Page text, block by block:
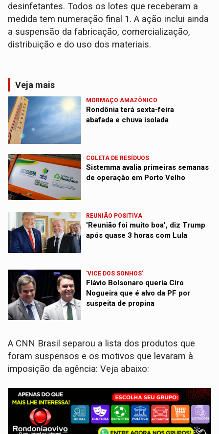
desinfetantes. Todos os lotes que receberam a
medida tem numeração final 1. A ação inclui ainda
a suspensão da fabricação, comercialização,
distribuição e do uso dos materiais.
Veja mais
MORMAÇO AMAZÔNICO
Rondônia terá sexta-feira
abafada e chuva isolada
COLETA DE RESÍDUOS
Sistemma avalia primeiras semanas
de operação em Porto Velho
REUNIÃO POSITIVA
'Reunião foi muito boa', diz Trump
após quase 3 horas com Lula
'VICE DOS SONHOS'
Flávio Bolsonaro queria Ciro
Nogueira que é alvo da PF por
suspeita de propina
A CNN Brasil separou a lista dos produtos que
foram suspensos e os motivos que levaram à
imposição da agência: Veja abaixo: